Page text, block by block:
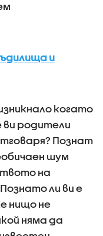
и
когато
родители
Познат
шум
на
ли ви е
нищо не
няма да